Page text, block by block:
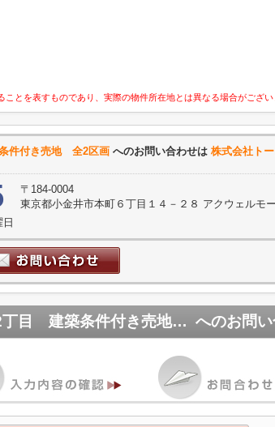
とを表すものであり、実際の物件所在地とは異なる場合がござい
件付き売地 全2区画 へのお問い合わせは 株式会社ト
〒184-0004
東京都小金井市本町６丁目１４－２８ アクウェルモ
【弊社売主物件】西東京市南町2丁目 建築条件付き売地 全2区画 へのお問